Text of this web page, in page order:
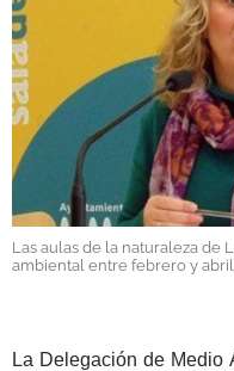
Las aulas de la naturaleza de
ambiental entre febrero y abril
La Delegación de Medio